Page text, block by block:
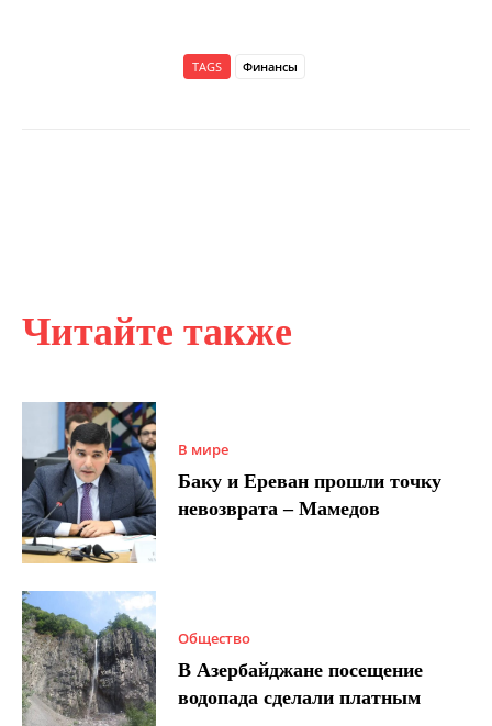
Читайте также
В мире
Баку и Ереван прошли точку
невозврата – Мамедов
Общество
В Азербайджане посещение
водопада сделали платным
TAGS Финансы